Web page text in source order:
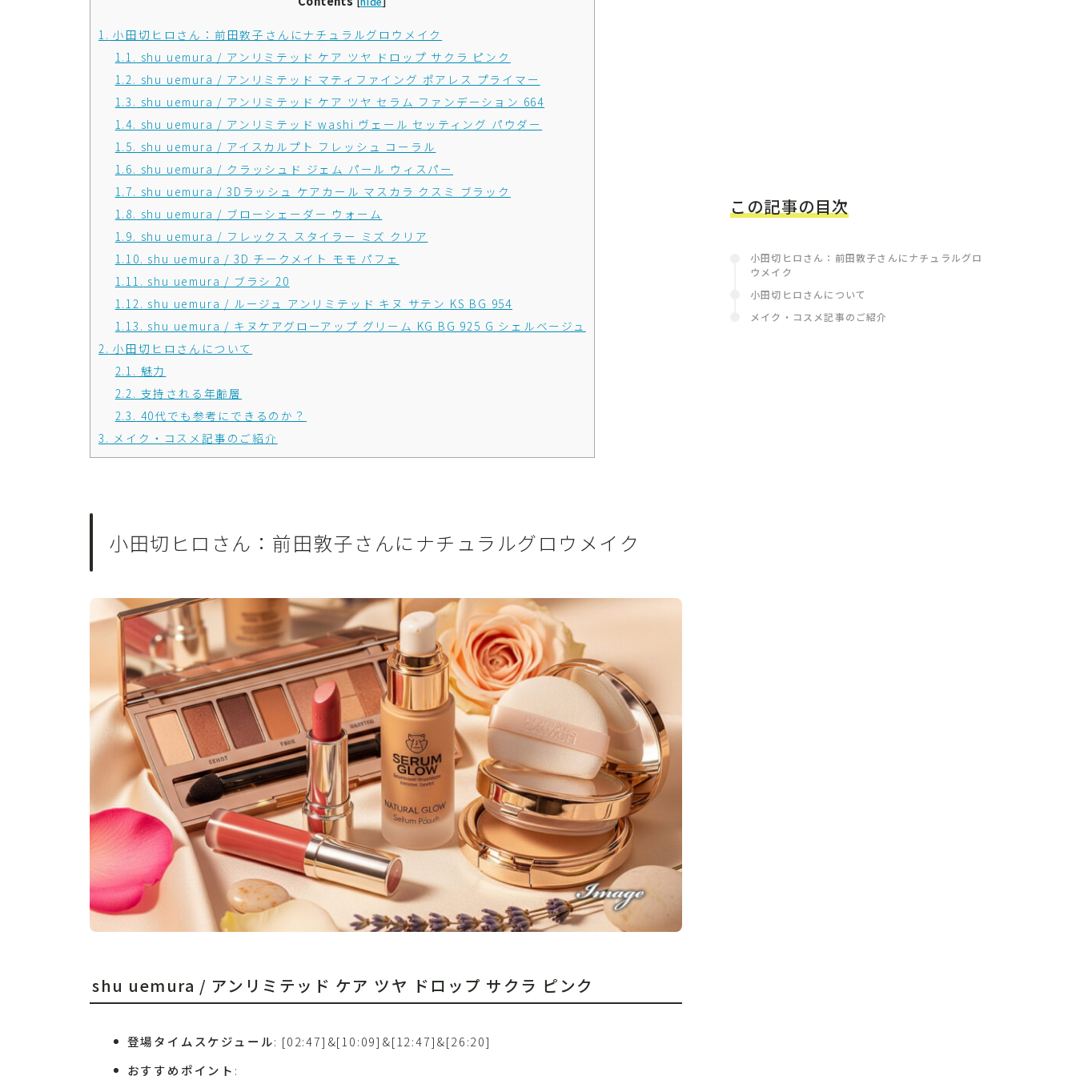
1. 小田切ヒロさん：前田敦子さんにナチュラルグロウメイク
1.1. shu uemura / アンリミテッド ケア ツヤ ドロップ サクラ ピンク
1.2. shu uemura / アンリミテッド マティファイング ポアレス プライマー
1.3. shu uemura / アンリミテッド ケア ツヤ セラム ファンデーション 664
1.4. shu uemura / アンリミテッド washi ヴェール セッティング パウダー
1.5. shu uemura / アイスカルプト フレッシュ コーラル
1.6. shu uemura / クラッシュド ジェム パール ウィスパー
1.7. shu uemura / 3Dラッシュ ケアカール マスカラ クスミ ブラック
1.8. shu uemura / ブローシェーダー ウォーム
1.9. shu uemura / フレックス スタイラー ミズ クリア
1.10. shu uemura / 3D チークメイト モモ パフェ
1.11. shu uemura / ブラシ 20
1.12. shu uemura / ルージュ アンリミテッド キヌ サテン KS BG 954
1.13. shu uemura / キヌケアグローアップ グリーム KG BG 925 G シェルベージュ
2. 小田切ヒロさんについて
2.1. 魅力
2.2. 支持される年齢層
2.3. 40代でも参考にできるのか？
3. メイク・コスメ記事のご紹介
小田切ヒロさん：前田敦子さんにナチュラルグロウメイク
shu uemura / アンリミテッド ケア ツヤ ドロップ サクラ ピンク
登場タイムスケジュール: [02:47]&[10:09]&[12:47]&[26:20]
おすすめポイント :
この記事の目次
小田切ヒロさん：前田敦子さんにナチュラルグロ
ウメイク
小田切ヒロさんについて
メイク・コスメ記事のご紹介